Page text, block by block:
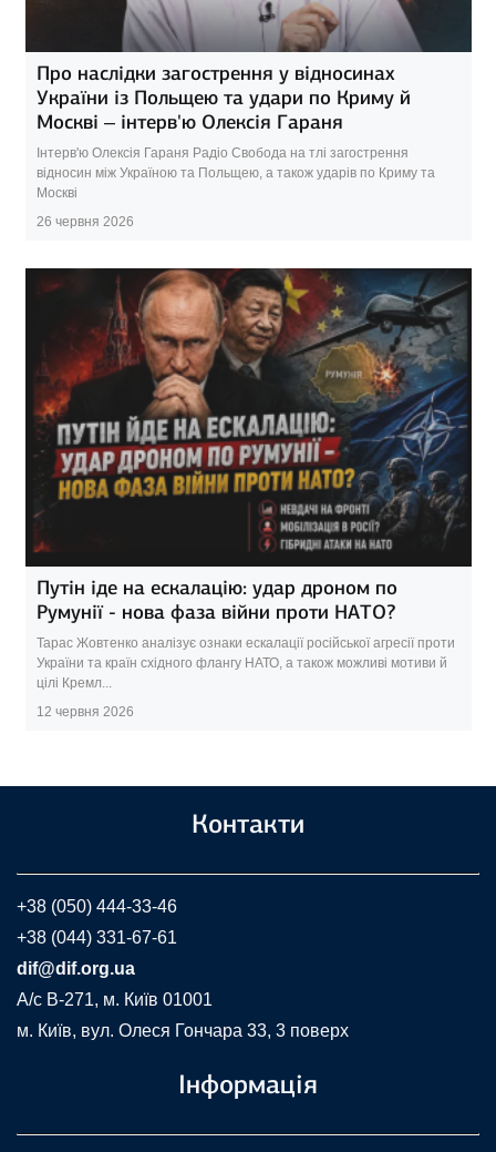
Про наслідки загострення у відносинах
України із Польщею та удари по Криму й
Москві – інтерв'ю Олексія Гараня
Інтерв'ю Олексія Гараня Радіо Свобода на тлі загострення
відносин між Україною та Польщею, а також ударів по Криму та
Москві
26 червня 2026
Путін іде на ескалацію: удар дроном по
Румунії - нова фаза війни проти НАТО?
Тарас Жовтенко аналізує ознаки ескалації російської агресії проти
України та країн східного флангу НАТО, а також можливі мотиви й
цілі Кремл...
12 червня 2026
Контакти
+38 (050) 444-33-46
+38 (044) 331-67-61
dif@dif.org.ua
A/c В-271, м. Київ 01001
м. Київ, вул. Олеся Гончара 33, 3 поверх
Інформація